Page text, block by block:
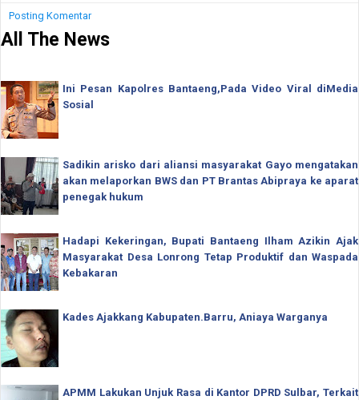
Posting Komentar
All The News
Ini Pesan Kapolres Bantaeng,Pada Video Viral diMedia
Sosial
Sadikin arisko dari aliansi masyarakat Gayo mengatakan
akan melaporkan BWS dan PT Brantas Abipraya ke aparat
penegak hukum
Hadapi Kekeringan, Bupati Bantaeng Ilham Azikin Ajak
Masyarakat Desa Lonrong Tetap Produktif dan Waspada
Kebakaran
Kades Ajakkang Kabupaten.Barru, Aniaya Warganya
APMM Lakukan Unjuk Rasa di Kantor DPRD Sulbar, Terkait